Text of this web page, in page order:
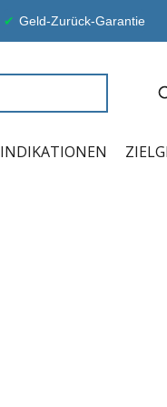
Geld-Zurück-Garantie
INDIKATIONEN